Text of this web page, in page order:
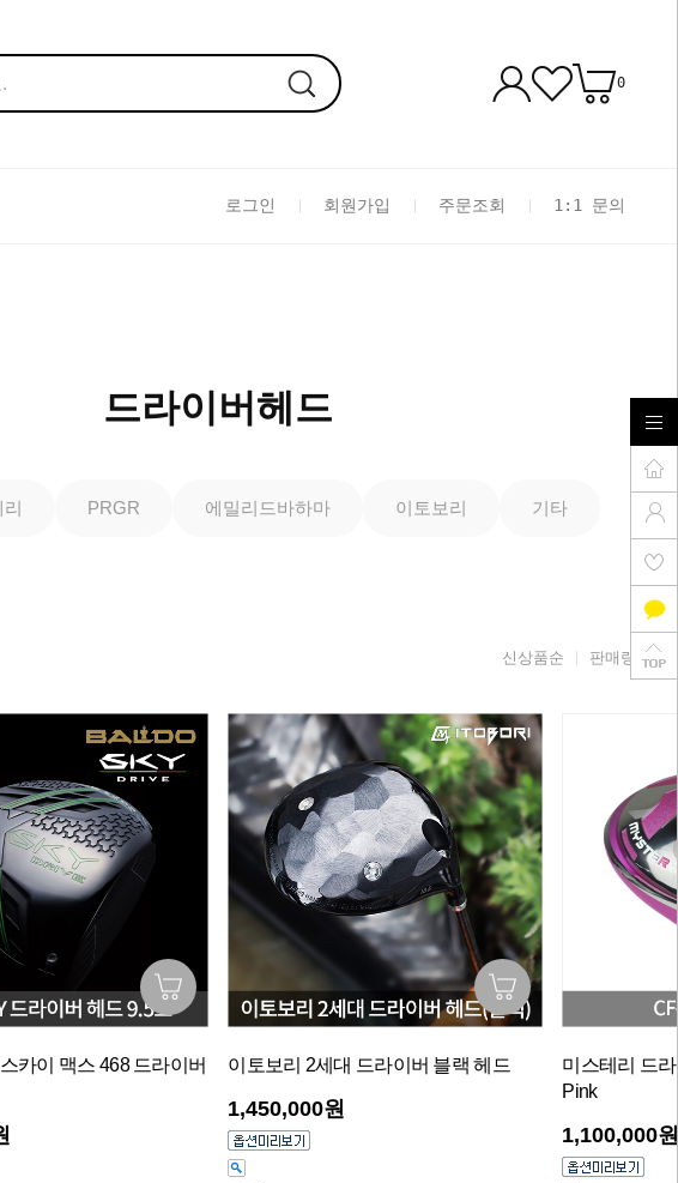
0
로그인 회원가입 주문조회 1:1 문의
드라이버헤드
PRGR 에밀리드바하마 이토보리 기타
신상품순 판매량순
카이 맥스 468 드라이버
이토보리 2세대 드라이버 블랙 헤드
1,450,000원
미스테리 드
Pink
1,100,000